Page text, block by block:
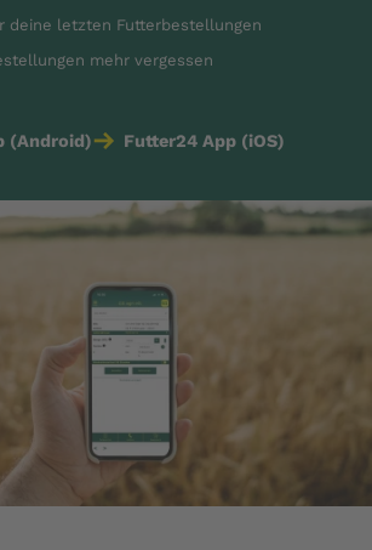
deine letzten Futterbestellungen
mehr vergessen
(Android) Futter24 App (iOS)